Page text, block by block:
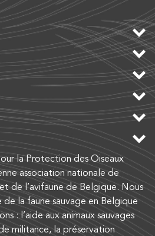
la Protection des Oiseaux
association nationale de
de l’avifaune de Belgique. Nous
la faune sauvage en Belgique
: l’aide aux animaux sauvages
militance, la préservation